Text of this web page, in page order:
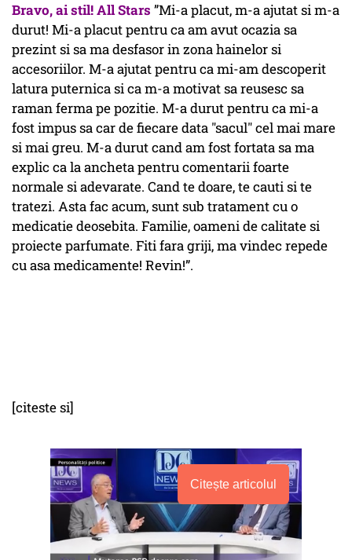
Bravo, ai stil! All Stars ”Mi-a placut, m-a ajutat si m-a
durut! Mi-a placut pentru ca am avut ocazia sa
prezint si sa ma desfasor in zona hainelor si
accesoriilor. M-a ajutat pentru ca mi-am descoperit
latura puternica si ca m-a motivat sa reusesc sa
raman ferma pe pozitie. M-a durut pentru ca mi-a
fost impus sa car de fiecare data "sacul" cel mai mare
si mai greu. M-a durut cand am fost fortata sa ma
explic ca la ancheta pentru comentarii foarte
normale si adevarate. Cand te doare, te cauti si te
tratezi. Asta fac acum, sunt sub tratament cu o
medicatie deosebita. Familie, oameni de calitate si
proiecte parfumate. Fiti fara griji, ma vindec repede
cu asa medicamente! Revin!”.
[citeste si]
Citește articolul